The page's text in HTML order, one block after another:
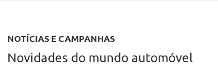
NOTÍCIAS E CAMPANHAS
Novidades do mundo automóvel